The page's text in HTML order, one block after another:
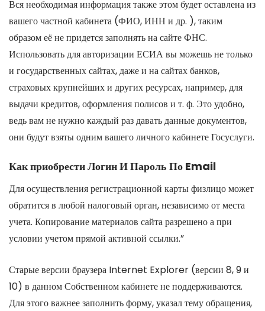
Вся необходимая информация также этом будет оставлена из
вашего частной кабинета (ФИО, ИНН и др. ), таким
образом её не придется заполнять на сайте ФНС.
Использовать для авторизации ЕСИА вы можешь не только
и государственных сайтах, даже и на сайтах банков,
страховых крупнейших и других ресурсах, например, для
выдачи кредитов, оформления полисов и т. ф. Это удобно,
ведь вам не нужно каждый раз давать данные документов,
они будут взяты одним вашего личного кабинете Госуслуги.
Как приобрести Логин И Пароль По Email
Для осуществления регистрационной карты физлицо может
обратится в любой налоговый орган, независимо от места
учета. Копирование материалов сайта разрешено а при
условии учетом прямой активной ссылки.”
Старые версии браузера Internet Explorer (версии 8, 9 и
10) в данном Собственном кабинете не поддерживаются.
Для этого важнее заполнить форму, указал тему обращения,